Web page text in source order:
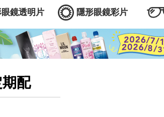
眼鏡透明片 隱形眼鏡彩片
配